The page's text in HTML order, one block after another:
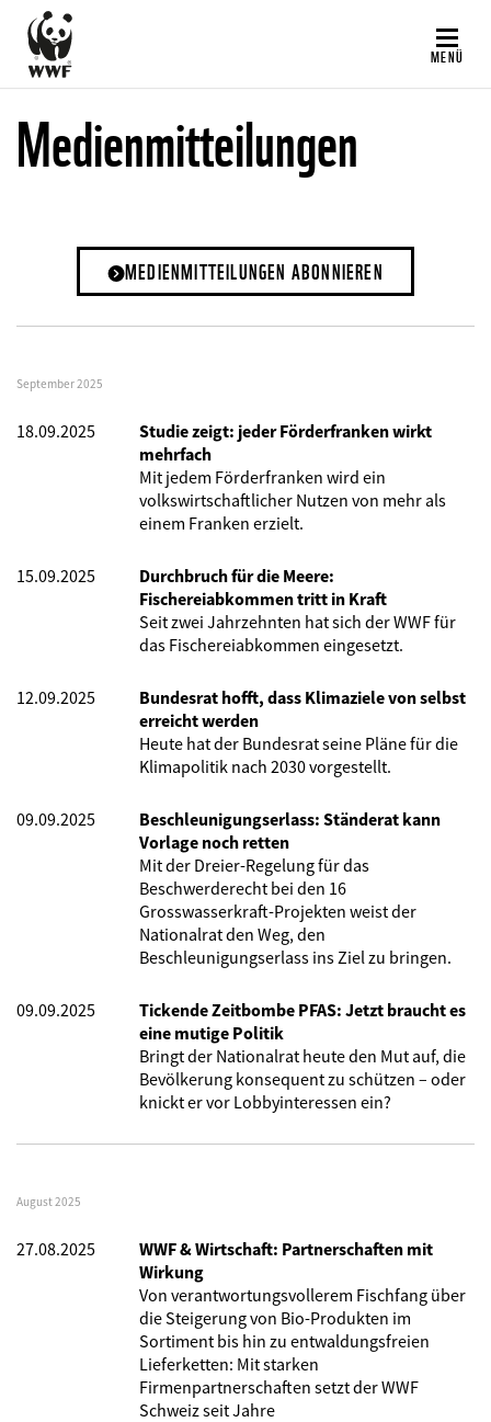
Direkt
zum
Inhalt
MENÜ
Medienmitteilungen
MEDIENMITTEILUNGEN ABONNIEREN
September 2025
18.09.2025
Studie zeigt: jeder Förderfranken wirkt
mehrfach
Mit jedem Förderfranken wird ein
volkswirtschaftlicher Nutzen von mehr als
einem Franken erzielt.
15.09.2025
Durchbruch für die Meere:
Fischereiabkommen tritt in Kraft
Seit zwei Jahrzehnten hat sich der WWF für
das Fischereiabkommen eingesetzt.
12.09.2025
Bundesrat hofft, dass Klimaziele von selbst
erreicht werden
Heute hat der Bundesrat seine Pläne für die
Klimapolitik nach 2030 vorgestellt.
09.09.2025
Beschleunigungserlass: Ständerat kann
Vorlage noch retten
Mit der Dreier-Regelung für das
Beschwerderecht bei den 16
Grosswasserkraft-Projekten weist der
Nationalrat den Weg, den
Beschleunigungserlass ins Ziel zu bringen.
09.09.2025
Tickende Zeitbombe PFAS: Jetzt braucht es
eine mutige Politik
Bringt der Nationalrat heute den Mut auf, die
Bevölkerung konsequent zu schützen – oder
knickt er vor Lobbyinteressen ein?
August 2025
27.08.2025
WWF & Wirtschaft: Partnerschaften mit
Wirkung
Von verantwortungsvollerem Fischfang über
die Steigerung von Bio-Produkten im
Sortiment bis hin zu entwaldungsfreien
Lieferketten: Mit starken
Firmenpartnerschaften setzt der WWF
Schweiz seit Jahre